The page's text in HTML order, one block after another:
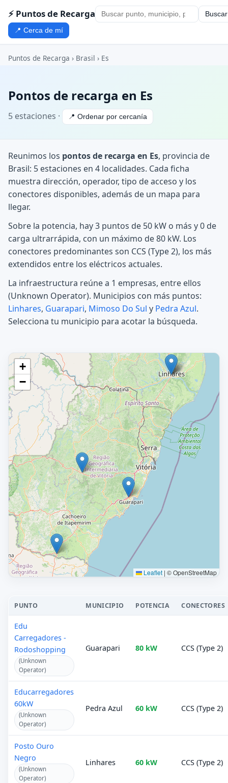
⚡ Puntos de Recarga Buscar
📍 Cerca de mí
Puntos de Recarga › Brasil › Es
Pontos de recarga en Es
5 estaciones · 📍 Ordenar por cercanía
Reunimos los pontos de recarga en Es, provincia de
Brasil: 5 estaciones en 4 localidades. Cada ficha
muestra dirección, operador, tipo de acceso y los
conectores disponibles, además de un mapa para
llegar.
Sobre la potencia, hay 3 puntos de 50 kW o más y 0 de
carga ultrarrápida, con un máximo de 80 kW. Los
conectores predominantes son CCS (Type 2), los más
extendidos entre los eléctricos actuales.
La infraestructura reúne a 1 empresas, entre ellos
(Unknown Operator). Municipios con más puntos:
Linhares, Guarapari, Mimoso Do Sul y Pedra Azul.
Selecciona tu municipio para acotar la búsqueda.
+
−
Leaflet | © OpenStreetMap
PUNTO MUNICIPIO POTENCIA CONECTORES
Edu
Carregadores -
Rodoshopping
(Unknown
Operator)
Guarapari 80 kW CCS (Type 2)
Educarregadores
60kW
(Unknown
Operator)
Pedra Azul 60 kW CCS (Type 2)
Posto Ouro
Negro
(Unknown
Operator)
Linhares 60 kW CCS (Type 2)